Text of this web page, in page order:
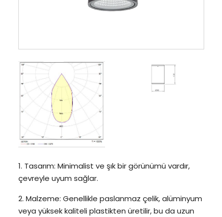
1. Tasarım: Minimalist ve şık bir görünümü vardır,
çevreyle uyum sağlar.
2. Malzeme: Genellikle paslanmaz çelik, alüminyum
veya yüksek kaliteli plastikten üretilir, bu da uzun